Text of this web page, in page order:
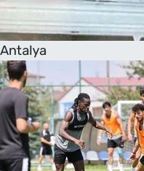
Antalya